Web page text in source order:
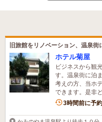
旧旅館をリノベーション、温泉街
ホテル菊屋
ビジネスから観
す。温泉街に泊
考えの方、当ホ
できます。是非
3時間前に予